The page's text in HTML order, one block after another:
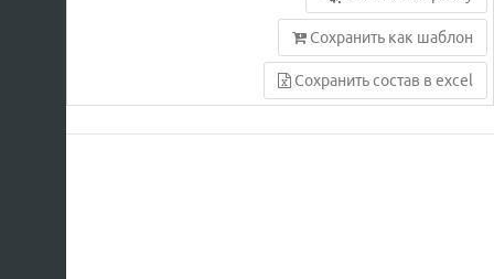
Сохранить как шаблон
Сохранить состав в excel